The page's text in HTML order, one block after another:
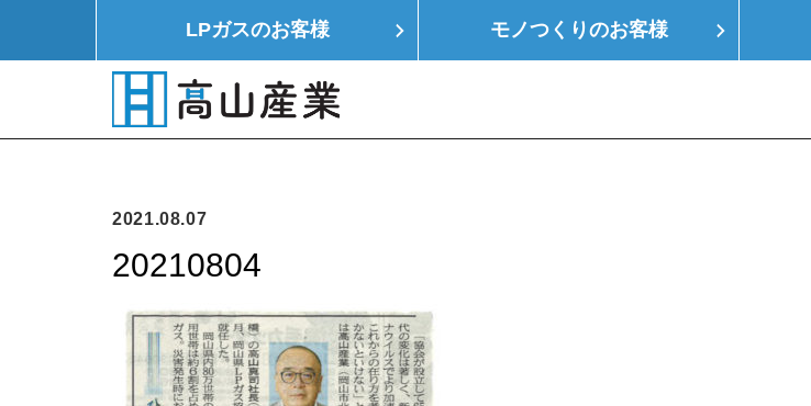
LPガスのお客様 モノつくりのお客様
2021.08.07
20210804